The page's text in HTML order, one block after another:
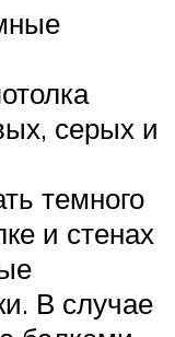
серых и
темного
и стенах
В случае